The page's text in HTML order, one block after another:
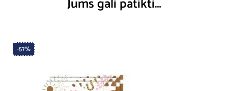
-57%